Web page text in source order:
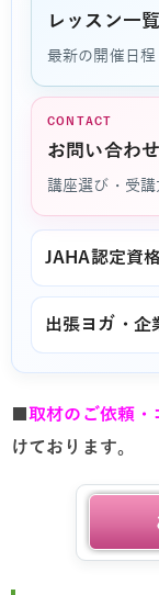
レッスン一
最新の開催日
CONTACT
お問い合わ
講座選び・受
JAHA認定資
出張ヨガ・企
■取材のご依頼・
けております。